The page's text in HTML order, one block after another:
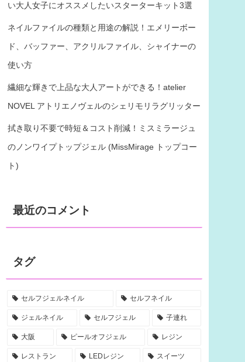
い大人女子にオススメしたいスターターキット3選
ネイルファイルの種類と用途の解説！エメリーボー
ド、バッファー、アクリルファイル、シャイナーの
使い方
繊細な輝きで上品な大人アートができる！atelier
NOVEL アトリエノヴェルのシェリモリラグリッター
拭き取り不要で時短＆コスト削減！ミスミラージュ
のノンワイプトップジェル (MissMirage トップコー
ト)
最近のコメント
タグ
セルフジェルネイル セルフネイル
ジェルネイル セルフジェル 子連れ
大阪 ピールオフジェル レジン
レストラン LEDレジン スイーツ